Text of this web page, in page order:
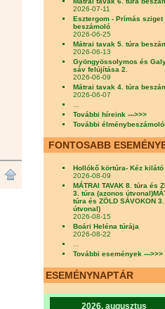
2026-07-11
Esztergom - Prímás sziget
beszámoló
2026-06-25
Mátrai tavak 5. túra
2026-06-13
Gyöngyössolymos és
sáv felújítása 2.
2026-06-09
Mátrai tavak 4. túra
2026-06-07
További híreink --->>>
További
FONTOSABB
Hollókő körtúra- Kéz kilátó
2026-08-09
MÁTRAI TAVAK 8. túra és
3. túra (azonos
túra és ZÖLD SÁVOKON
útvonal)
2026-08-15
Boári Heléna túrája
2026-08-22
...
További események --->>>
ESEMÉNYNAPTÁR
2026. augusztus